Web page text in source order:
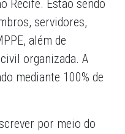
Recife. Estão sendo
servidores,
além de
organizada. A
mediante 100% de
por meio do